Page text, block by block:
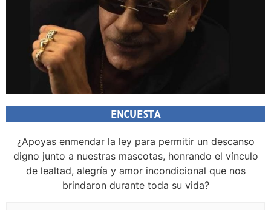
ENCUESTA
¿Apoyas enmendar la ley para permitir un descanso
digno junto a nuestras mascotas, honrando el vínculo
de lealtad, alegría y amor incondicional que nos
brindaron durante toda su vida?